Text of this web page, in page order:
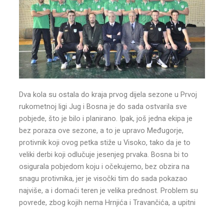
Dva kola su ostala do kraja prvog dijela sezone u Prvoj
rukometnoj ligi Jug i Bosna je do sada ostvarila sve
pobjede, što je bilo i planirano. Ipak, još jedna ekipa je
bez poraza ove sezone, a to je upravo Međugorje,
protivnik koji ovog petka stiže u Visoko, tako da je to
veliki derbi koji odlučuje jesenjeg prvaka. Bosna bi to
osigurala pobjedom koju i očekujemo, bez obzira na
snagu protivnika, jer je visočki tim do sada pokazao
najviše, a i domaći teren je velika prednost. Problem su
povrede, zbog kojih nema Hrnjića i Travančića, a upitni